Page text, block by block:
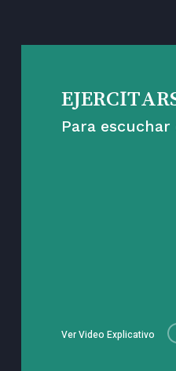
Para
Ver Video Explicativo